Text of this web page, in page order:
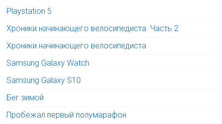
Playstation 5
Хроники начинающего велосипедиста. Часть 2
Хроники начинающего велосипедиста
Samsung Galaxy Watch
Samsung Galaxy S10
Бег зимой
Пробежал первый полумарафон